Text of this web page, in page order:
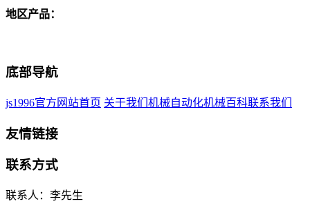
地区产品：
底部导航
js1996官方网站首页 关于我们 机械自动化机械百科联系我们
友情链接
联系方式
联系人：李先生